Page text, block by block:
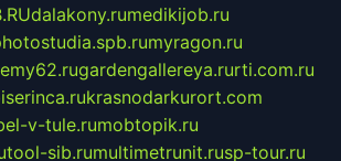
dalakony.rumedikijob.ru
myragon.ru
gardengallereya.rurti.com.ru
krasnodarkurort.com
v-tule.rumobtopik.ru
tool-sib.rumultimetrunit.rusp-tour.ru